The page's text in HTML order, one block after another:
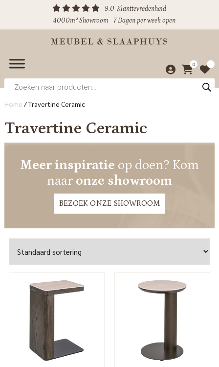
9.0 Klanttevredenheid
4000m² Showroom
7 Dagen per week open
0
Producten
zoeken
Home /Travertine Ceramic
Travertine Ceramic
Meer inspiratie op doen? Kom
naar onze showroom
BEZOEK ONZE SHOWROOM